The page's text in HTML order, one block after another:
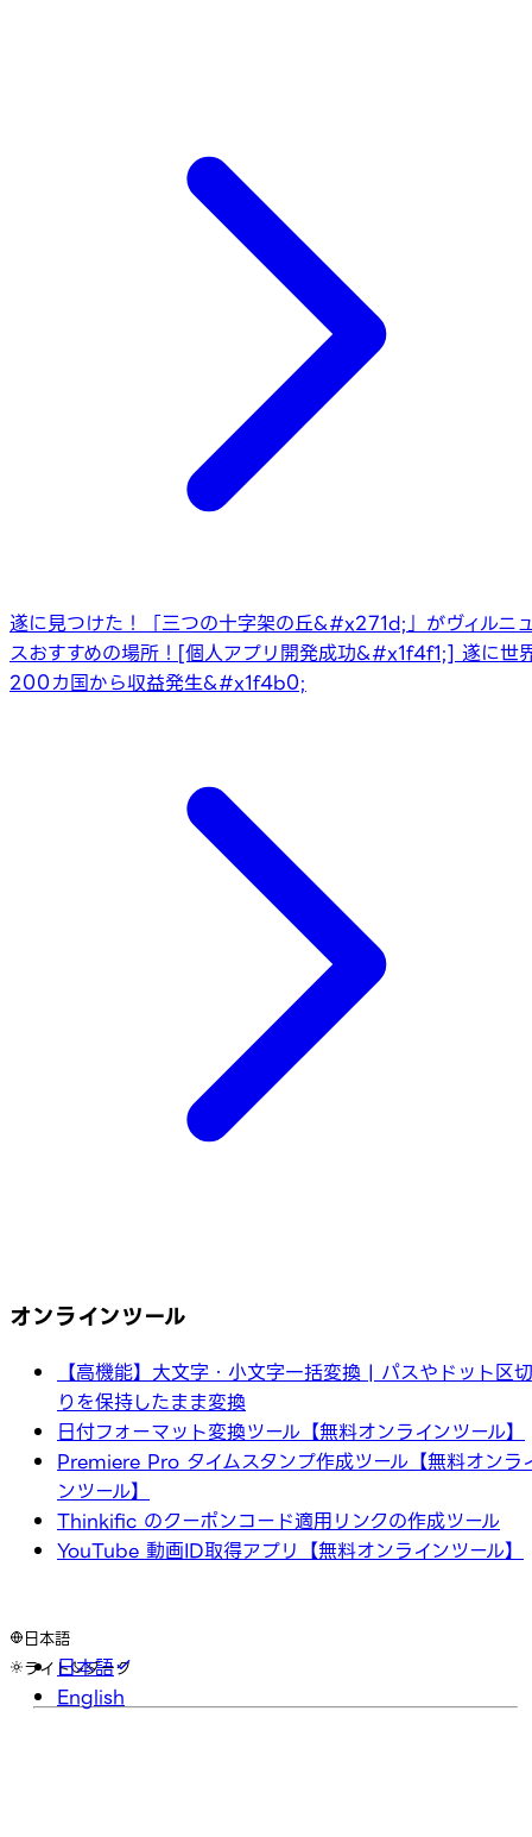
遂に見つけた！「三つの十字架の丘&#x271d;」がヴィルニ
スおすすめの場所！ [個人アプリ開発成功&#x1f4f1;] 遂に世
200カ国から収益発生&#x1f4b0;
オンラインツール
【高機能】大文字・小文字一括変換 | パスやドット区切
りを保持したまま変換
日付フォーマット変換ツール【無料オンラインツール】
Premiere Pro タイムスタンプ作成ツール【無料オンラ
ンツール】
Thinkific のクーポンコード適用リンクの作成ツール
YouTube 動画ID取得アプリ【無料オンラインツール】
日本語
日本語
English
ライト ダーク